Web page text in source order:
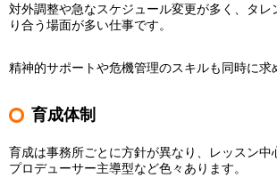
対外調整や急なスケジュール変更が多く、タレ
り合う場面が多い仕事です。
精神的サポートや危機管理のスキルも同時に求
育成体制
育成は事務所ごとに方針が異なり、レッスン中
プロデューサー主導型など色々あります。